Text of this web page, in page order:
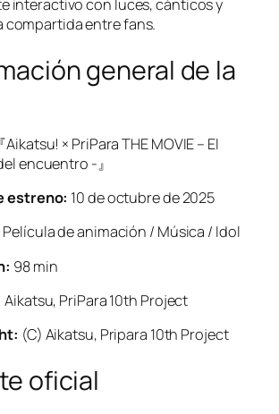
interactivo con luces, cánticos y
compartida entre fans.
general de la
『Aikatsu! × PriPara THE MOVIE – El
encuentro -』
estreno: 10 de octubre de 2025
Película de animación / Música / Idol
98 min
Aikatsu, PriPara 10th Project
(C) Aikatsu, Pripara 10th Project
oficial